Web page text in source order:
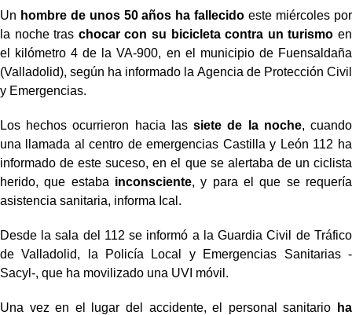
Un hombre de unos 50 años ha fallecido este miércoles por
la noche tras chocar con su bicicleta contra un turismo en
el kilómetro 4 de la VA-900, en el municipio de Fuensaldaña
(Valladolid), según ha informado la Agencia de Protección Civil
y Emergencias.
Los hechos ocurrieron hacia lassiete de la noche, cuando
una llamada al centro de emergencias Castilla y León 112 ha
informado de este suceso, en el que se alertaba de un ciclista
herido, que estaba inconsciente, y para el que se requería
asistencia sanitaria, informa Ical.
Desde la sala del 112 se informó a la Guardia Civil de Tráfico
de Valladolid, la Policía Local y Emergencias Sanitarias -
Sacyl-, que ha movilizado una UVI móvil.
Una vez en el lugar del accidente, el personal sanitario ha